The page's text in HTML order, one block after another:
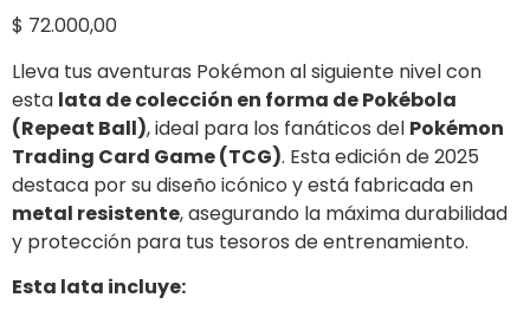
$ 72.000,00
Lleva tus aventuras Pokémon al siguiente nivel con
esta lata de colección en forma de Pokébola
(Repeat Ball),ideal para los fanáticos del Pokémon
Trading Card Game (TCG). Esta edición de 2025
destaca por su diseño icónico y está fabricada en
metal resistente,asegurando la máxima durabilidad
y protección para tus tesoros de entrenamiento.
Esta lata incluye: